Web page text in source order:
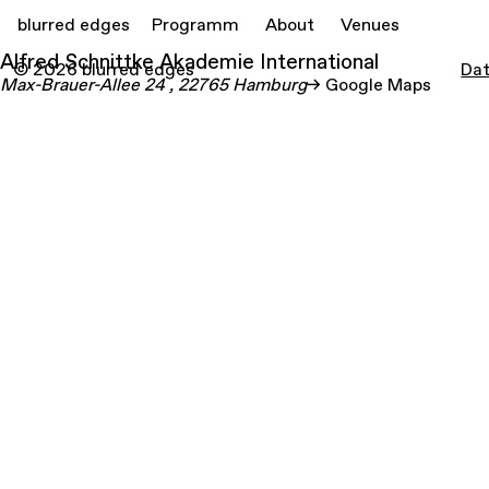
blurred edges Programm About Venues
Alfred Schnittke Akademie International
Max-Brauer-Allee 24 , 22765 Hamburg Google Maps
© 2026 blurred edges